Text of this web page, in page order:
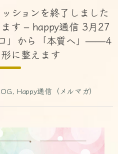
ションを終了しました
す – happy通信 3月27
」から「本質へ」——4
に整えます
, Happy通信（メルマガ）